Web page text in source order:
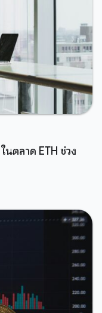
ตลาด ETH ช่วง